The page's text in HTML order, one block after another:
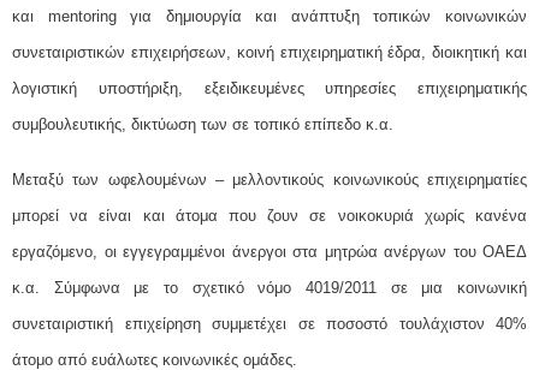
και mentoring για δημιουργία και ανάπτυξη τοπικών κοινωνικών
συνεταιριστικών επιχειρήσεων, κοινή επιχειρηματική έδρα, διοικητική και
λογιστική υποστήριξη, εξειδικευμένες υπηρεσίες επιχειρηματικής
συμβουλευτικής, δικτύωση των σε τοπικό επίπεδο κ.α.
Μεταξύ των ωφελουμένων – μελλοντικούς κοινωνικούς επιχειρηματίες
μπορεί να είναι και άτομα που ζουν σε νοικοκυριά χωρίς κανένα
εργαζόμενο, οι εγγεγραμμένοι άνεργοι στα μητρώα ανέργων του ΟΑΕΔ
κ.α. Σύμφωνα με το σχετικό νόμο 4019/2011 σε μια κοινωνική
συνεταιριστική επιχείρηση συμμετέχει σε ποσοστό τουλάχιστον 40%
άτομο από ευάλωτες κοινωνικές ομάδες.